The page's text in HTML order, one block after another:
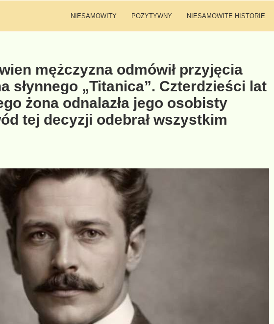
NIESAMOWITY POZYTYWNY NIESAMOWITE HISTORIE
mężczyzna odmówił przyjęcia
słynnego „Titanica”. Czterdzieści lat
żona odnalazła jego osobisty
tej decyzji odebrał wszystkim